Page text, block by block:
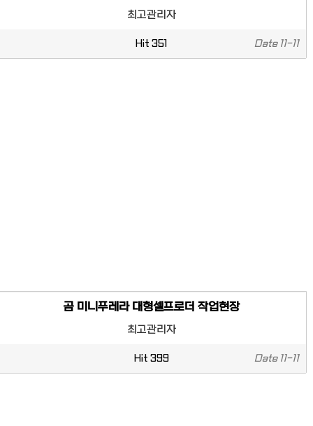
최고관리자
Hit 351 Date11-11
곰 미니푸레라 대형셀프로더 작업현장
최고관리자
Hit 399 Date11-11